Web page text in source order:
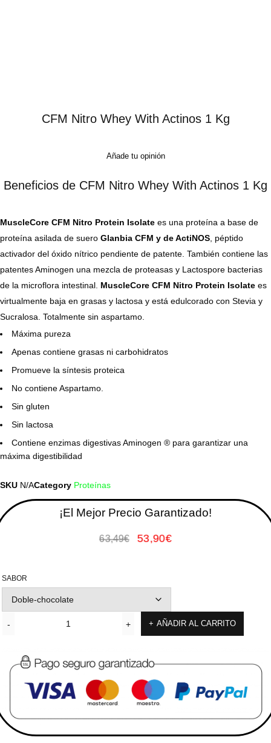
CFM Nitro Whey With Actinos 1 Kg
Añade tu opinión
Beneficios de CFM Nitro Whey With Actinos 1 Kg
MuscleCore CFM Nitro Protein Isolate es una proteína a base de
proteína asilada de suero Glanbia CFM y de ActiNOS, péptido
activador del óxido nítrico pendiente de patente. También contiene las
patentes Aminogen una mezcla de proteasas y Lactospore bacterias
de la microflora intestinal. MuscleCore CFM Nitro Protein Isolate es
virtualmente baja en grasas y lactosa y está edulcorado con Stevia y
Sucralosa. Totalmente sin aspartamo.
Máxima pureza
Apenas contiene grasas ni carbohidratos
Promueve la síntesis proteica
No contiene Aspartamo.
Sin gluten
Sin lactosa
Contiene enzimas digestivas Aminogen ® para garantizar una
máxima digestibilidad
SKU N/ACategory Proteínas
¡El Mejor Precio Garantizado!
63,49€ 53,90€
SABOR
AÑADIR AL CARRITO